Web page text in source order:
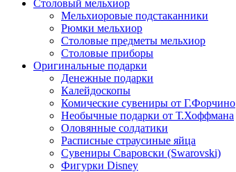
Столовый мельхиор
Мельхиоровые подстаканники
Рюмки мельхиор
Столовые предметы мельхиор
Столовые приборы
Оригинальные подарки
Денежные подарки
Калейдоскопы
Комические сувениры от Г.Форчино
Необычные подарки от Т.Хоффмана
Оловянные солдатики
Расписные страусиные яйца
Сувениры Сваровски (Swarovski)
Фигурки Disney